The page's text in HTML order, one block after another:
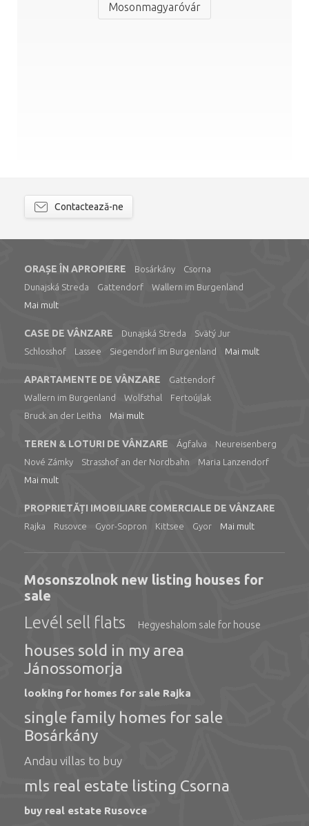
Mosonmagyaróvár
Contactează-ne
ORAȘE ÎN APROPIERE Bosárkány
Csorna
Dunajská Streda
Gattendorf
Wallern im Burgenland
Mai mult
CASE DE VÂNZARE Dunajská Streda
Svätý Jur
Schlosshof
Lassee Siegendorf im Burgenland Mai mult
APARTAMENTE DE VÂNZARE
Gattendorf
Wallern im Burgenland
Wolfsthal
Fertoújlak
Bruck an der Leitha
Mai mult
TEREN & LOTURI DE VÂNZARE Ágfalva
Neureisenberg
Nové Zámky
Strasshof an der Nordbahn
Maria Lanzendorf
Mai mult
PROPRIETĂȚI IMOBILIARE COMERCIALE DE VÂNZARE
Rajka Rusovce Gyor-Sopron Kittsee Gyor Mai mult
Mosonszolnok new listing houses for
sale
Levél sell flats Hegyeshalom sale for house
houses sold in my area
Jánossomorja
looking for homes for sale Rajka
single family homes for sale
Bosárkány
Andau villas to buy
mls real estate listing Csorna
buy real estate Rusovce